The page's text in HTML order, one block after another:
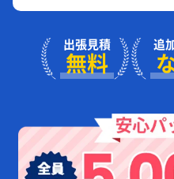
出張見積
無料
追